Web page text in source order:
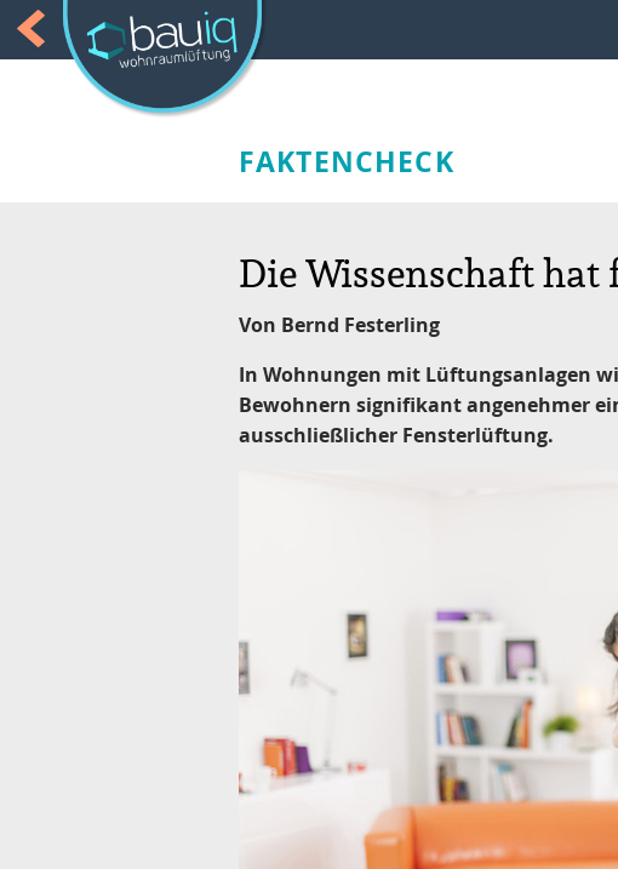
FAKTENCHECK
Die Wissenschaft hat
Von Bernd Festerling
In Wohnungen mit Lüftungsanlagen
Bewohnern signifikant angenehmer
ausschließlicher Fensterlüftung.